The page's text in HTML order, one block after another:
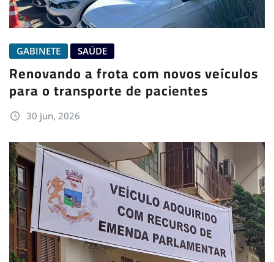
GABINETE SAÚDE
Renovando a frota com novos veículos
para o transporte de pacientes
30 jun, 2026